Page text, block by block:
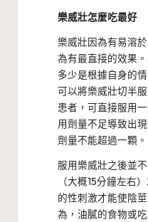
樂威壯怎麼吃最好
樂威壯因為有易溶
為有最直接的效果
多少是根據自身的
可以將樂威壯切半
患者，可直接服用
用劑量不足導致出
劑量不能超過一顆。
服用樂威壯之後並
（大概15分鐘左右
的性刺激才能使陰
為，油膩的食物或